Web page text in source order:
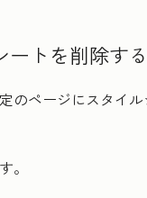
トを削除する
のページにスタイ
。